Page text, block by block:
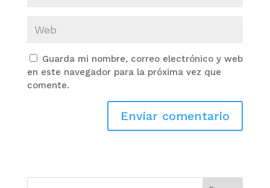
Guarda mi nombre, correo electrónico y web
en este navegador para la próxima vez que
comente.